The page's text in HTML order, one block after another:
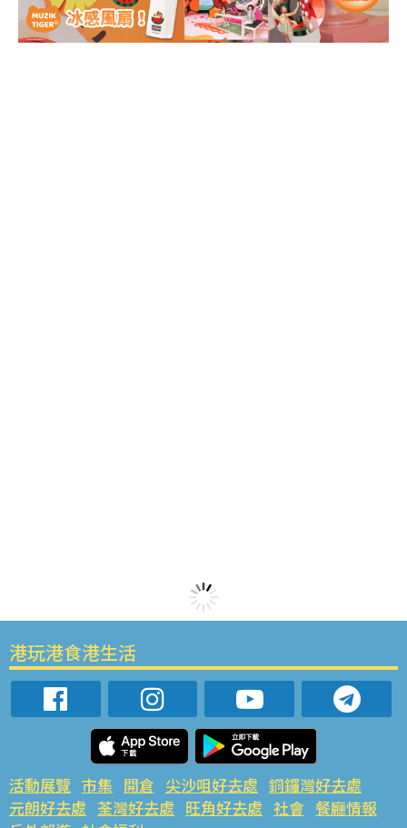
港玩港食港生活
活動展覽 市集 開倉 尖沙咀好去處 銅鑼灣好去處
元朗好去處 荃灣好去處 旺角好去處 社會 餐廳情報